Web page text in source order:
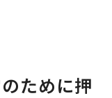
ために押